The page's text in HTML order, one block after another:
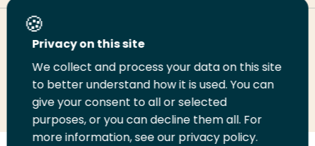
Deel deze pagina
Deel
LinkedIn
Deel
op
Twitter
Deel
op
Facebook
Email
deze
pagina
Print
deze
pagina
Privacy on this site
We collect and process your data on this site
to better understand how it is used. You can
give your consent to all or selected
purposes, or you can decline them all. For
more information, see our privacy policy.